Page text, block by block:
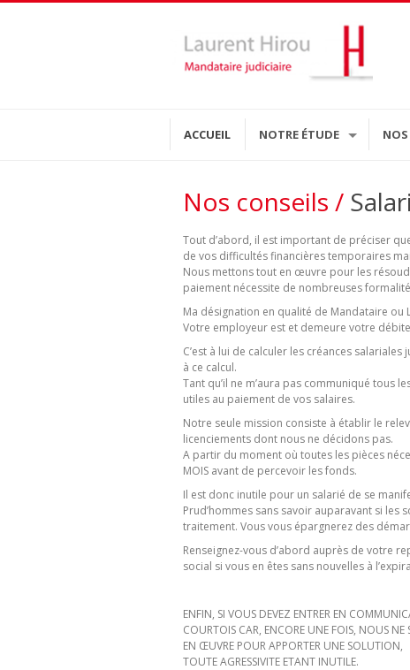
ACCUEIL NOTRE ÉTUDE
Nos conseils /
Tout d’abord, il est important de préciser
de vos difficultés financières temporaires
Nous mettons tout en œuvre pour les
paiement nécessite de nombreuses
Ma désignation en qualité de Mandataire
Votre employeur est et demeure votre
C’est à lui de calculer les créances
à ce calcul.
Tant qu’il ne m’aura pas communiqué tous
utiles au paiement de vos salaires.
Notre seule mission consiste à établir le
licenciements dont nous ne décidons pas.
A partir du moment où toutes les pièces
MOIS avant de percevoir les fonds.
Il est donc inutile pour un salarié de se
Prud’hommes sans savoir auparavant si
traitement. Vous vous épargnerez des
Renseignez-vous d’abord auprès de votre
social si vous en êtes sans nouvelles à
ENFIN, SI VOUS DEVEZ ENTRER EN
COURTOIS CAR, ENCORE UNE FOIS, NOUS
EN ŒUVRE POUR APPORTER UNE SOLUTION,
TOUTE AGRESSIVITE ETANT INUTILE.